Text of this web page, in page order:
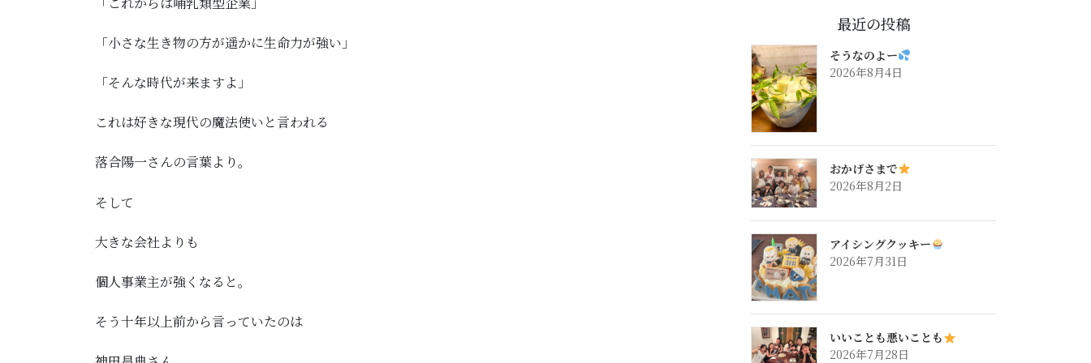
「小さな生き物の方が遥かに生命力が強い」
「そんな時代が来ますよ」
これは好きな現代の魔法使いと言われる
落合陽一さんの言葉より。
そして
大きな会社よりも
個人事業主が強くなると。
そう十年以上前から言っていたのは
最近の投稿
そうなのよー
2026年8月4日
おかげさまで
2026年8月2日
アイシングクッキー
2026年7月31日
いいことも悪いことも
2026年7月28日